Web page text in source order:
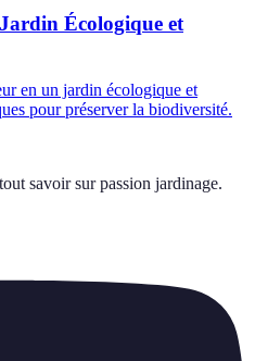
Écologique et
en un jardin écologique et
pour préserver la biodiversité.
savoir sur passion jardinage.